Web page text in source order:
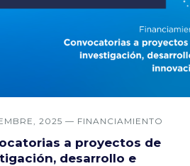
2025 — FINANCIAMIENTO
a proyectos de
desarrollo e